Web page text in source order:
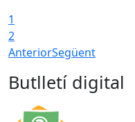
1
2
AnteriorSegüent
Butlletí digital